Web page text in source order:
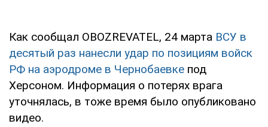
Как сообщал OBOZREVATEL, 24 марта ВСУ в
десятый раз нанесли удар по позициям войск
РФ на аэродроме в Чернобаевке под
Херсоном. Информация о потерях врага
уточнялась, в тоже время было опубликовано
видео.